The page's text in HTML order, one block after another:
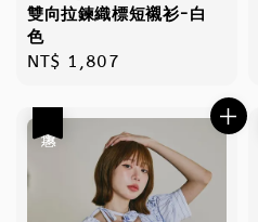
雙向拉鍊織標短襯衫-白
色
Regular
NT$ 1,807